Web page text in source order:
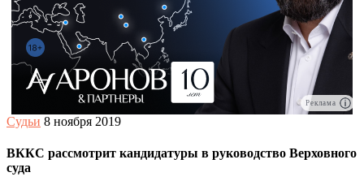
Реклама
Судьи 8 ноября 2019
ВККС рассмотрит кандидатуры в руководство Верховного
суда